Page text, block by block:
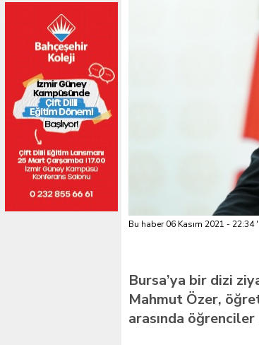
Bu haber 06 Kasım 2021 - 22:34
Bursa’ya bir dizi
Mahmut Özer,
arasında